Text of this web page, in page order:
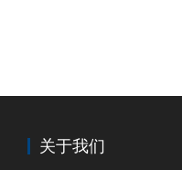
关于我们